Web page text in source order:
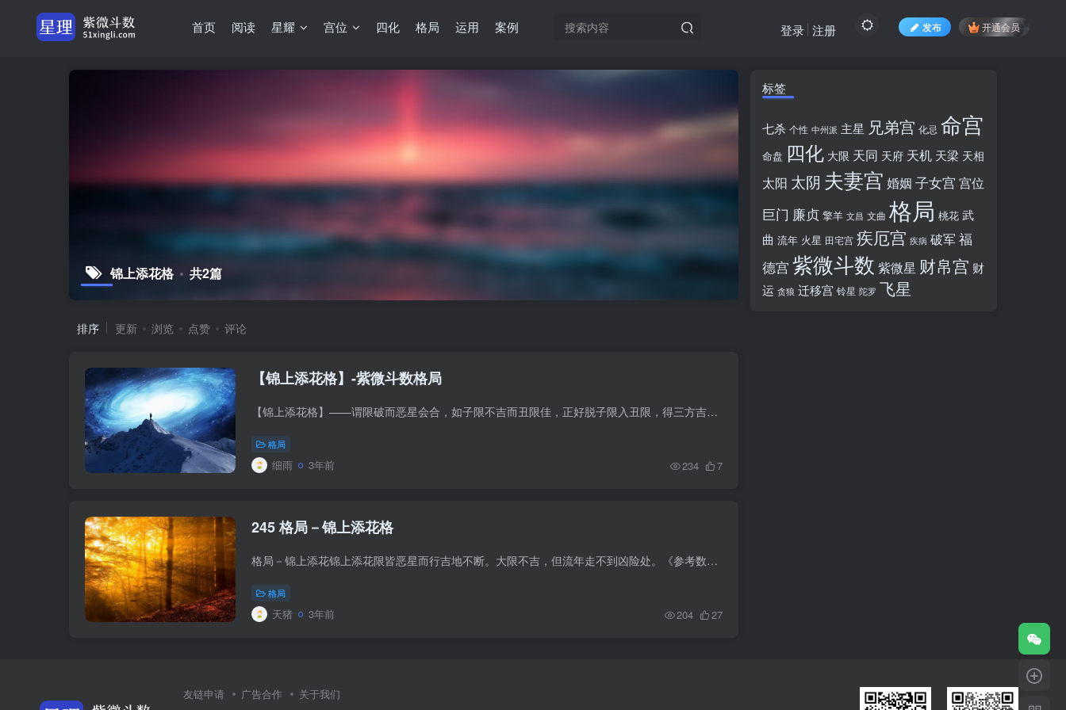
首页 阅读 星耀 宫位 四化 格局 运用 案例 发布 开通会员
登录 注册
锦上添花格 共2篇
排序 更新 浏览 点赞 评论
【锦上添花格】-紫微斗数格局
【锦上添花格】——谓限破而恶星会合，如子限不吉而丑限佳，正好脱子限入丑限，得三方吉拱，禄权相逢，乃财利骤发
格局
细雨 3年前 234 7
245 格局－锦上添花格
格局－锦上添花锦上添花限皆恶星而行吉地不断。大限不吉，但流年走不到凶险处。《参考数据源》惠羽企业林凤珠老师讲义紫微阶梯劝
格局
天猪 3年前 204 27
标签
七杀 个性 中州派 主星 兄弟宫 化忌 命宫
命盘 四化 大限 天同 天府 天机 天梁 天相
太阳 太阴 夫妻宫 婚姻 子女宫 宫位
巨门 廉贞 擎羊 文昌 文曲 格局 桃花 武
曲 流年 火星 田宅宫 疾厄宫 疾病 破军福
德宫 紫微斗数 紫微星 财帛宫 财
运 贪狼 迁移宫 铃星 陀罗 飞星
友链申请 广告合作 关于我们